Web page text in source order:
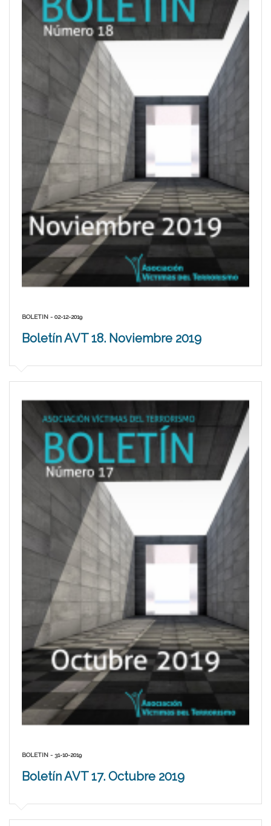
BOLETIN - 02-12-2019
Boletín AVT 18. Noviembre 2019
BOLETIN - 31-10-2019
Boletín AVT 17. Octubre 2019